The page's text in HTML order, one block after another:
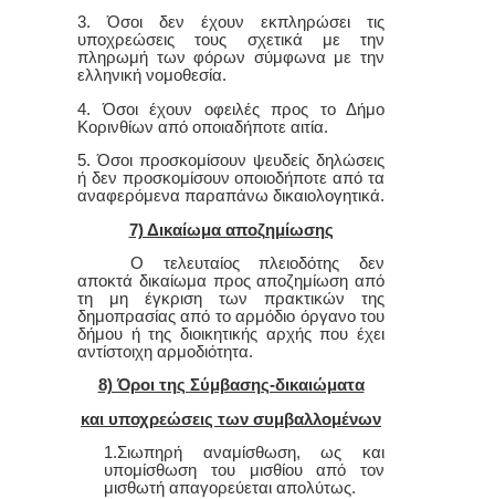
3. Όσοι δεν έχουν εκπληρώσει τις
υποχρεώσεις τους σχετικά με την
πληρωμή των φόρων σύμφωνα με την
ελληνική νομοθεσία.
4. Όσοι έχουν οφειλές προς το Δήμο
Κορινθίων από οποιαδήποτε αιτία.
5. Όσοι προσκομίσουν ψευδείς δηλώσεις
ή δεν προσκομίσουν οποιοδήποτε από τα
αναφερόμενα παραπάνω δικαιολογητικά.
7) Δικαίωμα αποζημίωσης
Ο τελευταίος πλειοδότης δεν
αποκτά δικαίωμα προς αποζημίωση από
τη μη έγκριση των πρακτικών της
δημοπρασίας από το αρμόδιο όργανο του
δήμου ή της διοικητικής αρχής που έχει
αντίστοιχη αρμοδιότητα.
8) Όροι της Σύμβασης-δικαιώματα
και υποχρεώσεις των συμβαλλομένων
1.Σιωπηρή αναμίσθωση, ως και
υπoμίσθωση του μισθίου από τον
μισθωτή απαγορεύεται απολύτως.